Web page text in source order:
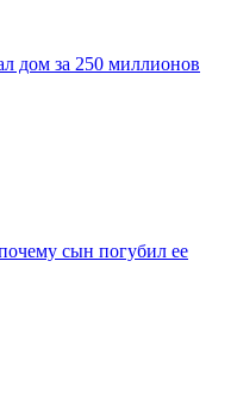
дом за 250 миллионов
сын погубил ее